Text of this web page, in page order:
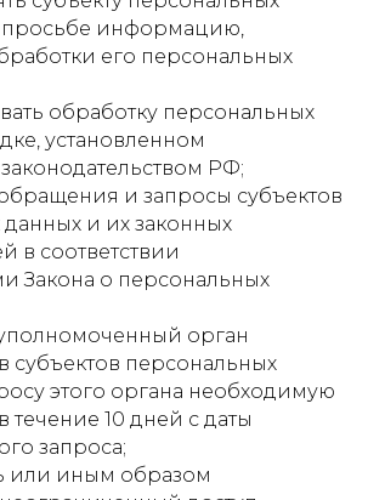
просьбе информацию,
его персональных
обработку персональных
установленном
РФ;
и запросы субъектов
и их законных
в соответствии
Закона о персональных
орган
субъектов персональных
этого органа необходимую
10 дней с даты
запроса;
или иным образом